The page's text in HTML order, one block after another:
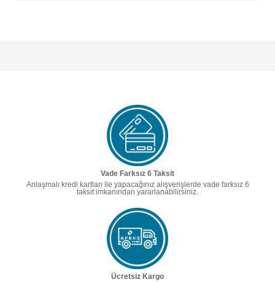
Vade Farksız 6 Taksit
Anlaşmalı kredi kartları ile yapacağınız alışverişlerde vade farksız 6
taksit imkanından yararlanabilirsiniz.
Ücretsiz Kargo